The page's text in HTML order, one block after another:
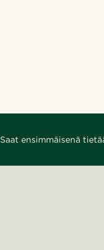
Saat ensimmäisenä